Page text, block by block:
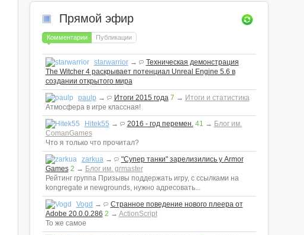
Прямой эфир
Комментарии Публикации
starwarrior→
Техническая демонстрация
The Witcher 4 раскрывает потенциал Unreal Engine 5.6 в
создании открытого мира
paulp → Итоги 2015 года 7 → Итоги и статистика
Атмосфера в игре классная!
Hitek55 → 2016 - год перемен. 41 → Блог им.
ComanGames
Что я только что прочитал?
zarkua→
"Супер танки" зарелизились у Armor
Games 2 → Блог им. grmaster
Рейтинг группа Призывы поддержать игру, с ссылками на
kongregate и newgrounds, нужно адресовать...
Vogd →
Странное поведение нового плеера от
Adobe 20.0.0.286 2 → ActionScript
То же самое